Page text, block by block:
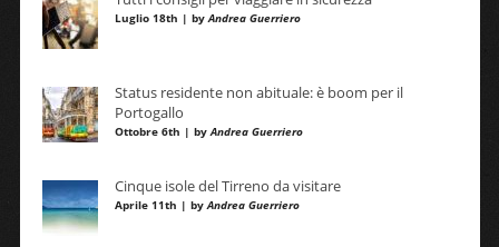
Luglio 18th | byAndrea Guerriero
Status residente non abituale: è boom per il
Portogallo
Ottobre 6th | byAndrea Guerriero
Cinque isole del Tirreno da visitare
Aprile 11th | byAndrea Guerriero